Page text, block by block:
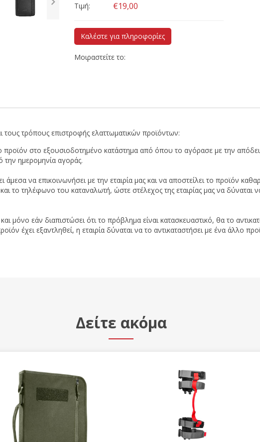
Τιμή:
€19,00
Καλέστε για πληροφορίες
Μοιραστείτε το:
τρόπους επιστροφής ελαττωματικών προϊόντων:
προϊόν στο εξουσιοδοτημένο κατάστημα από όπου το αγόρασε με την
ημερομηνία αγοράς.
άμεσα να επικοινωνήσει με την εταιρία μας και να αποστείλει το προϊόν
το τηλέφωνο του καταναλωτή, ώστε στέλεχος της εταιρίας μας να δύναται
μόνο εάν διαπιστώσει ότι το πρόβλημα είναι κατασκευαστικό, θα το
έχει εξαντληθεί, η εταιρία δύναται να το αντικαταστήσει με ένα άλλο
Δείτε ακόμα